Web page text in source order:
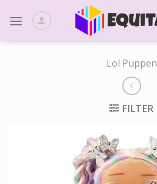
Lol Puppen
FILTER